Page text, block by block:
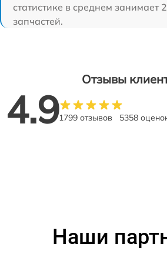
статистике в среднем занимает
запчастей.
Отзывы
4.91799 отзывов 5358
Наши